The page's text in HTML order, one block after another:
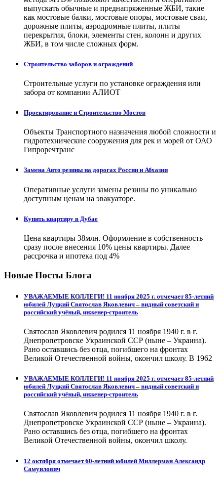
выпускать обычные и преднапряженные ЖБИ, такие
как мостовые балки, мостовые опоры, мостовые сваи,
дорожные плиты, аэродромные плиты, плиты
перекрытия, блоки, элементы стен, колонн и других
ЖБИ, в том числе сложных форм.
Строительство заборов и ограждений
Строительные услуги по установке ограждения или
забора от компании АЛИОТ
Проектирование и Строительство Мостов
Объекты Транспортного назначения любой сложности и
гидротехнические сооружения для рек и морей от ОАО
Гипроречтранс
Замена Авто резины на дорогах России и Абхазии
Оперативные услуги замены резины по уникально
доступным ценам на эвакуаторе.
Купить квартиру в Дубае
Цена квартиры 38млн. Оформление в собственность
сразу после внесения 10% цены квартиры. Далее
рассрочка и ипотека под 4%
Новые Посты Блога
УВАЖАЕМЫЕ КОЛЛЕГИ! 11 ноября 2025 г. отмечает 85-летний
юбилей Луцкий Святослав Яковлевич – видный советский и
российский учёный, инженер-строитель
Святослав Яковлевич родился 11 ноября 1940 г. в г.
Днепропетровске Украинской ССР (ныне – Украина).
Рано оставшись без отца, погибшего на фронтах
Великой Отечественной войны, окончил школу. В 1962
УВАЖАЕМЫЕ КОЛЛЕГИ! 11 ноября 2025 г. отмечает 85-летний
юбилей Луцкий Святослав Яковлевич – видный советский и
российский учёный, инженер-строитель
Святослав Яковлевич родился 11 ноября 1940 г. в г.
Днепропетровске Украинской ССР (ныне – Украина).
Рано оставшись без отца, погибшего на фронтах
Великой Отечественной войны, окончил школу.
12 октября отмечает 60-летний юбилей Миллерман Александр
Самуилович